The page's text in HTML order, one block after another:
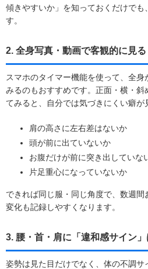
傾きやすいか」を知っておくだけでも
す。
2. 全身写真・動画で客観的に見る
スマホのタイマー機能を使って、全
みるのもおすすめです。正面・横・
てみると、自分では気づきにくい癖が
肩の高さに左右差はないか
頭が前に出ていないか
お腹だけが前に突き出していな
片足重心になっていないか
できれば同じ服・同じ角度で、数週
変化も記録しやすくなります。
3. 腰・首・肩に「違和感サイン
姿勢は見た目だけでなく、体の不調